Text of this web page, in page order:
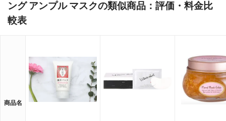
ング アンプル マスクの類似商品：評価・料金比
較表
商品名